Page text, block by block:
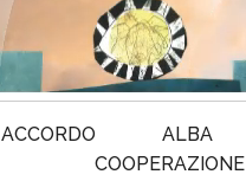
ACCORDO ALBA
COOPERAZIONE